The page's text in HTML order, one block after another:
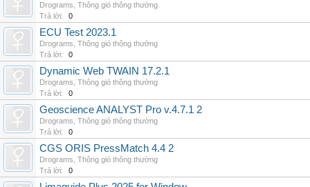
Drograms Thông gió thông thường
Trả lời:
0
ECU Test 2023.1
Drograms Thông gió thông thường
Trả lời:
0
Dynamic Web TWAIN 17.2.1
Drograms Thông gió thông thường
Trả lời:
0
Geoscience ANALYST Pro v.4.7.1 2
Drograms Thông gió thông thường
Trả lời:
0
CGS ORIS PressMatch 4.4 2
Drograms Thông gió thông thường
Trả lời:
0